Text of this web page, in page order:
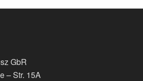
GbR
– Str. 15A